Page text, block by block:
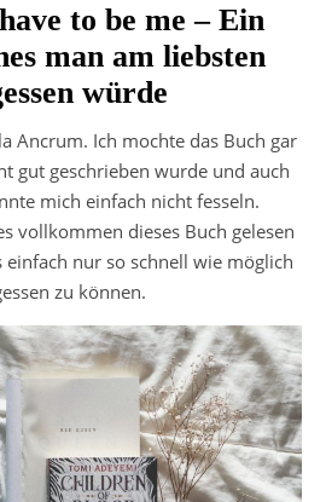
to be me – Ein
man am liebsten
würde
Ancrum. Ich mochte das Buch gar
gut geschrieben wurde und auch
mich einfach nicht fesseln.
vollkommen dieses Buch gelesen
einfach nur so schnell wie möglich
zu können.